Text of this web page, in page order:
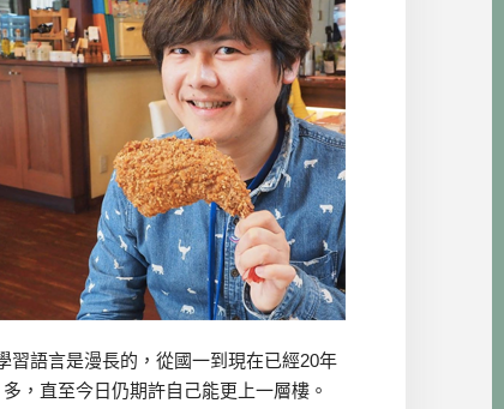
習語言是漫長的，從國一到現在已經20年
多，直至今日仍期許自己能更上一層樓。